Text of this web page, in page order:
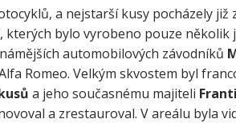
a nejstarší kusy pocházely již
bylo vyrobeno pouze několik
automobilových závodníků
Romeo. Velkým skvostem byl
a jeho současnému majiteli
a zrestauroval. V areálu byla